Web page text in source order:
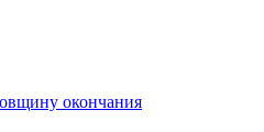
окончания